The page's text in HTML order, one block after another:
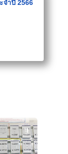
ำปี 2566